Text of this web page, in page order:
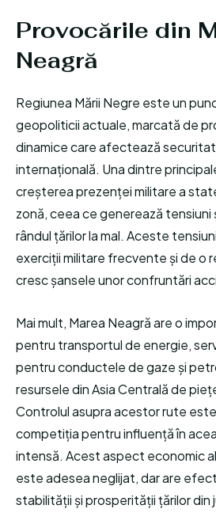
Provocările din
Neagră
Regiunea Mării Negre este un
geopoliticii actuale, marcată de
dinamice care afectează
internațională. Una dintre
creșterea prezenței militare a
zonă, ceea ce generează tensiuni
rândul țărilor la mal. Aceste
exerciții militare frecvente și de o
cresc șansele unor confruntări
Mai mult, Marea Neagră are o
pentru transportul de energie,
pentru conductele de gaze și
resursele din Asia Centrală de
Controlul asupra acestor rute
competiția pentru influență în
intensă. Acest aspect economic
este adesea neglijat, dar are
stabilității și prosperității țărilor din